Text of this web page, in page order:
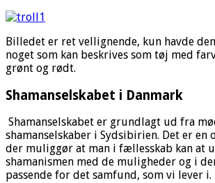
Billedet er ret vellignende, kun havde
noget som kan beskrives som tøj med
grønt og rødt.
Shamanselskabet i Danmark
Shamanselskabet er grundlagt ud fra
shamanselskaber i Sydsibirien. Det er en
der muliggør at man i fællesskab kan at
shamanismen med de muligheder og i
passende for det samfund, som vi lever i.